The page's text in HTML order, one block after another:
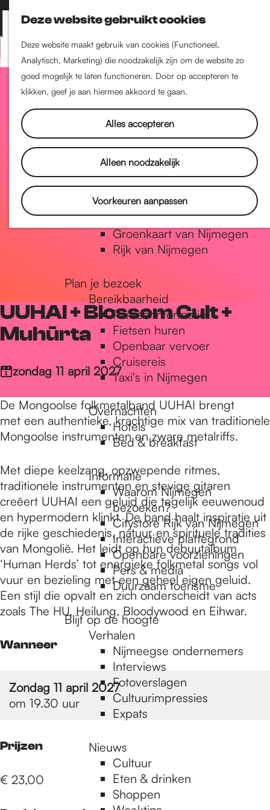
Deze website gebruikt cookies
Deze website maakt gebruik van cookies (Functioneel,
Analytisch, Marketing) die noodzakelijk zijn om de website zo
goed mogelijk te laten functioneren. Door op accepteren te
klikken, geef je aan hiermee akkoord te gaan.
Alles accepteren
Alleen noodzakelijk
Voorkeuren aanpassen
Z
o
e
k
e
K
a
a
r
t
M
e
n
Nijmegen-Nieuw-West
Nijmegen-Oud-West
Dukenburg
Lindenholt
Historie
De oudste stad van
Nederland
Historische tijdlijn
Romeinse Limes
Vrede van Nijmegen Penning
Natuur in Nijmegen
Groenkaart van Nijmegen
Rijk van Nijmegen
Plan je bezoek
Bereikbaarheid
Parkeerinformatie
Fietsen huren
Openbaar vervoer
Cruisereis
Taxi's in Nijmegen
Overnachten
Hotels
Bed & breakfast
Informatie
Waarom Nijmegen
bezoeken?
Citystore Rijk van Nijmegen
Interactieve plattegrond
Openbare voorzieningen
Pers & media
Duurzaam toerisme
Blijf op de hoogte
Verhalen
Nijmeegse ondernemers
Interviews
Fotoverslagen
Cultuurimpressies
Expats
Nieuws
Cultuur
Eten & drinken
Shoppen
UUHAI + Blossom Cult +
Muhūrta
zondag 11 april 2027
De Mongoolse folkmetalband UUHAI brengt
met een authentieke, krachtige mix van traditionele
Mongoolse instrumenten en zware metalriffs.
Met diepe keelzang, opzwepende ritmes,
traditionele instrumenten en stevige gitaren
creëert UUHAI een geluid die tegelijk eeuwenoud
en hypermodern klinkt. De band haalt inspiratie uit
de rijke geschiedenis, natuur en spirituele tradities
van Mongolië. Het leidt op hun debuutalbum
‘Human Herds’ tot energieke folkmetal songs vol
vuur en bezieling met een geheel eigen geluid.
Een stijl die opvalt en zich onderscheidt van acts
zoals The HU, Heilung, Bloodywood en Eihwar.
Wanneer
Zondag 11 april 2027
om 19.30 uur
Prijzen
€ 23,00